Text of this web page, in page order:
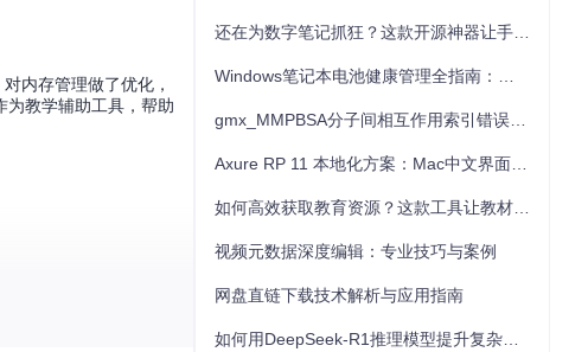
内存管理做了优化，
为教学辅助工具，帮助
视频元数据深度编辑：专业技巧与案例
网盘直链下载技术解析与应用指南